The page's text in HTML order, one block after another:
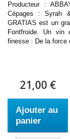
Producteur :
Cépages : Syrah
GRATIAS est un
Fontfroide. Un vin
finesse : De la force
21,00 €
Ajouter au
panier